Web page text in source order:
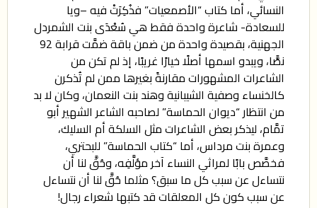
النسائي، أما كتاب “الأصمعيات” فذُكِرَتْ فيه –ويا
للسعادة- شاعرة واحدة فقط هي سُعْدَى بنت الشمردل
الجهنية، بقصيدة واحدة من ضمن باقة ضمَّت قرابة 92
نصًّا، ويبدو اسمها أصلًا خيارًا غريبًا، إذ لم تكن من
الشاعرات المشهورات مقارنةً بغيرها ممن لم تُذكرن
كالخنساء وصفية الشيبانية وهند بنت النعمان، وكان لا بد
من انتظار “ديوان الحماسة” لصاحبه الشاعر الشهير أبو
تمَّام، ليذكر بعض الشاعرات مثل السلكة أم السليك،
وعمرة بنت مرداس، أما “كتاب الحماسة” للبحتري،
فخصَّص بابًا لمراثي النساء آخر مؤلَّفِه، وحُقَّ لنا أن
نتساءل عن سبب كل ما سبق؟ مثلما حُقَّ لنا أن نتساءل
عن سبب كون كل المعلقات قد كتبها شعراء رجال!